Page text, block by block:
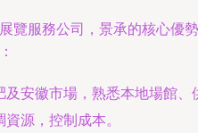
覽服務公司，景承的核心優勢
及安徽市場，熟悉本地場館、
源，控制成本。